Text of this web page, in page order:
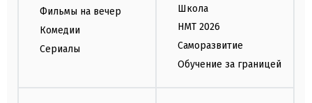
Фильмы на вечер
Комедии
Сериалы
Школа
НМТ 2026
Саморазвитие
Обучение за границей